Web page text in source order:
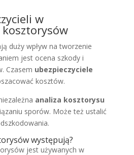
w
duży wpływ na tworzenie
jest ocena szkody i
Czasem ubezpieczyciele
kosztów.
analiza kosztorysu
sporów. Może też ustalić
występują?
jest używanych w